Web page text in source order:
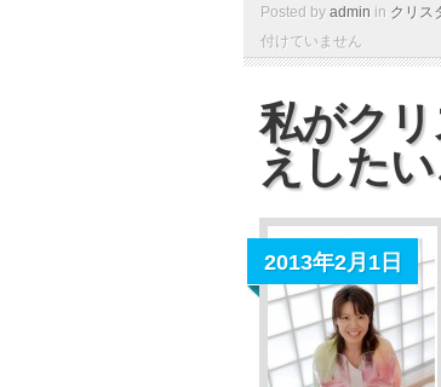
Posted by admin in クリス
付けていません
私がク
えした
2013年2月1日